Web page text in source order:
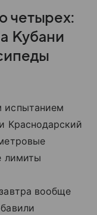
четырех:
Кубани
испытанием
Краснодарский
лимиты
вообще